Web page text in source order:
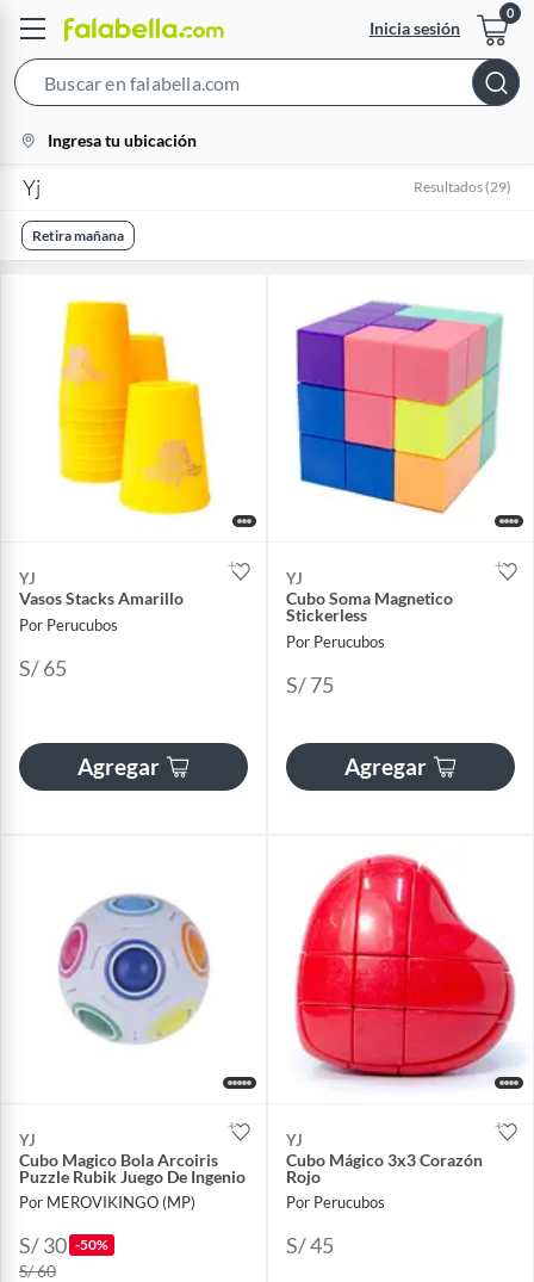
Inicia sesión
Bar
location-
icon
Ingresa tu ubicación
Yj Resultados (29)
Retira mañana
YJ
Vasos Stacks Amarillo
Por Perucubos
S/ 65
Agregar
YJ
Cubo Soma Magnetico
Stickerless
Por Perucubos
S/ 75
Agregar
YJ
Cubo Magico Bola Arcoiris
Puzzle Rubik Juego De Ingenio
Por MEROVIKINGO (MP)
S/ 30 -50%
S/ 60
YJ
Cubo Mágico 3x3 Corazón
Rojo
Por Perucubos
S/ 45